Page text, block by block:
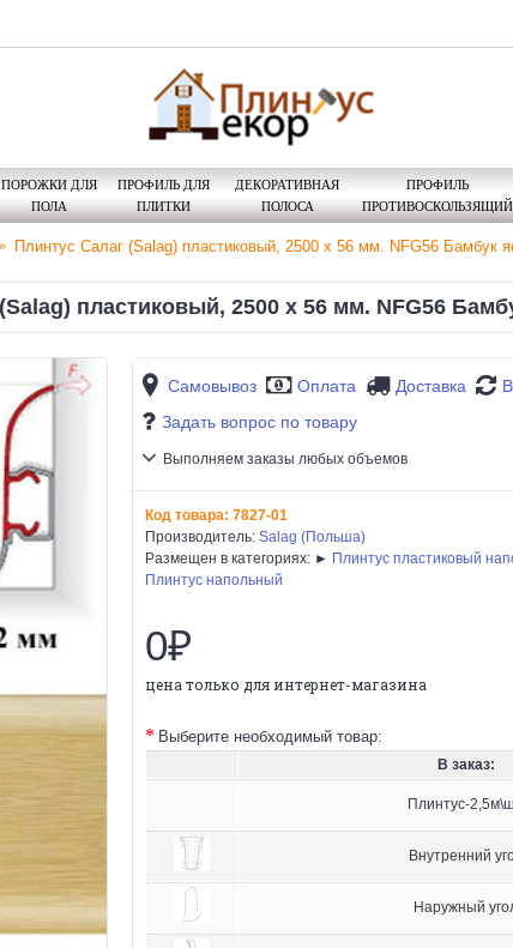
ПОРОЖКИ ДЛЯ
ПОЛА
ПРОФИЛЬ ДЛЯ
ПЛИТКИ
ДЕКОРАТИВНАЯ
ПОЛОСА
ПРОФИЛЬ
ПРОТИВОСКОЛЬЗЯЩИЙ
Плинтус Салаг (Salag) пластиковый, 2500 х 56 мм. NFG56 Бамбук
пластиковый, 2500 х 56 мм. NFG56
Самовывоз Оплата Доставка
Задать вопрос по товару
Выполняем заказы любых объемов
Код товара: 7827-01
Производитель: Salag (Польша)
Размещен в категориях: ► Плинтус пластиковый
Плинтус напольный
0₽
цена только для интернет-магазина
Выберите необходимый товар:
В заказ:
Плинтус-
Внутренний
Наружный